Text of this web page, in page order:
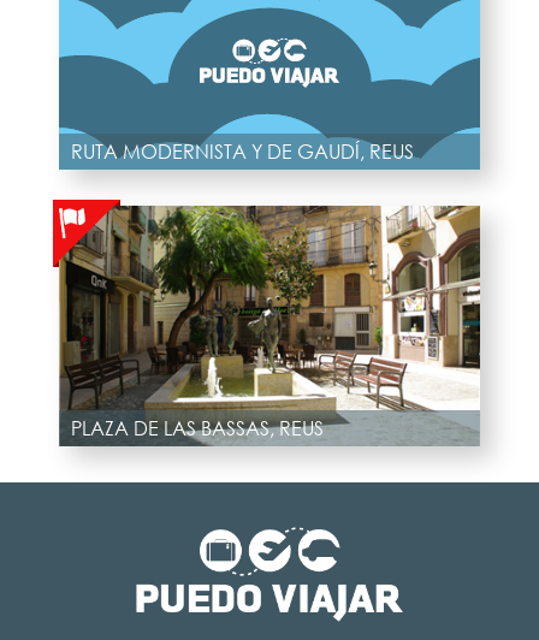
RUTA MODERNISTA Y DE GAUDÍ, REUS
PLAZA DE LAS BASSAS, REUS